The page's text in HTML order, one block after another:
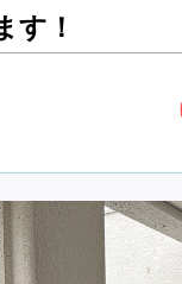
す！